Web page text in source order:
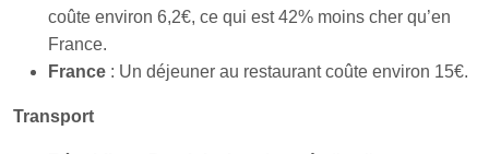
coûte environ 6,2€, ce qui est 42% moins cher qu’en
France.
France : Un déjeuner au restaurant coûte environ 15€.
Transport